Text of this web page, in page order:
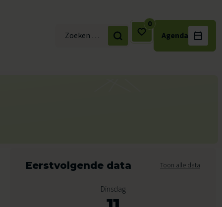
Zoek naar:
0
Agenda
Eerstvolgende data Toon alle data
Dinsdag